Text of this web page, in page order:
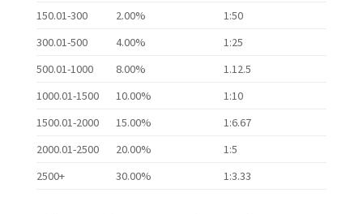
150.01-300
2.00%
1:50
300.01-500
4.00%
1:25
500.01-1000
8.00%
1.12.5
1000.01-1500
10.00%
1:10
1500.01-2000
15.00%
1:6.67
2000.01-2500
20.00%
1:5
2500+
30.00% 1:3.33